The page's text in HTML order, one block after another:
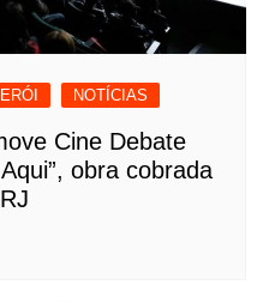
NOTÍCIAS
Cine Debate
obra cobrada